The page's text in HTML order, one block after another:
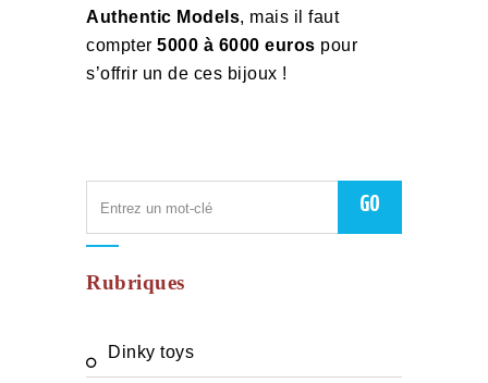
Authentic Models, mais il faut
compter 5000 à 6000 euros pour
s’offrir un de ces bijoux !
Rubriques
Dinky toys